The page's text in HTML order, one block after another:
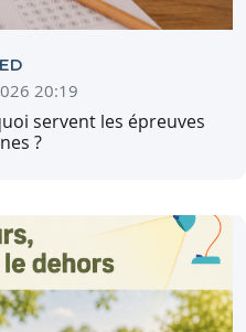
20:19
quoi servent les épreuves
?